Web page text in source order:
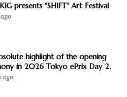
presents "SHIFT" Art Festival
highlight of the opening
in 2026 Tokyo ePrix Day 2.
ago